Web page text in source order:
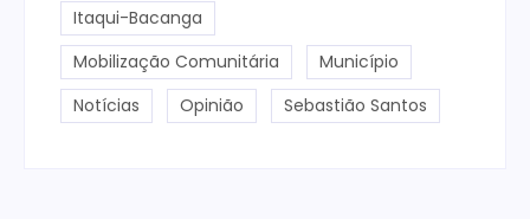
Itaqui-Bacanga
Mobilização Comunitária
Município
Notícias
Opinião Sebastião Santos